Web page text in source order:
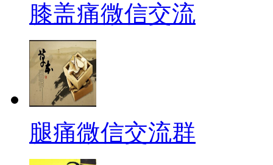
膝盖痛微信交流
腿痛微信交流群